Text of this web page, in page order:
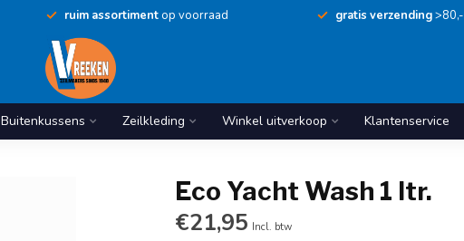
ruim assortimentop voorraad gratis verzending>80,-
Buitenkussens Zeilkleding Winkel uitverkoop Klantenservice
Eco Yacht Wash 1 ltr.
€21,95 Incl. btw